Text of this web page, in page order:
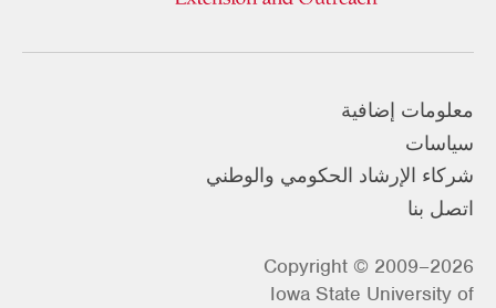
معلومات إضافية
سياسات
شركاء الإرشاد الحكومي والوطني
اتصل بنا
Copyright © 2009–2026
Iowa State University of